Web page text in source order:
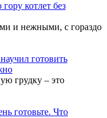
котлет без
и нежными, с гораздо
готовить
грудку – это
готовьте. Что